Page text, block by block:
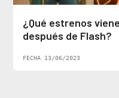
¿Qué estrenos
después de Flash?
FECHA 13/06/2023